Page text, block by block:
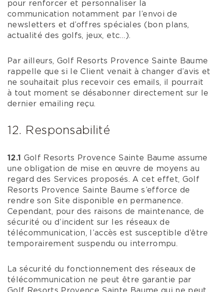
pour renforcer et personnaliser la
communication notamment par l’envoi de
newsletters et d’offres spéciales (bon plans,
actualité des golfs, jeux, etc…).
Par ailleurs, Golf Resorts Provence Sainte Baume
rappelle que si le Client venait à changer d’avis et
ne souhaitait plus recevoir ces emails, il pourrait
à tout moment se désabonner directement sur le
dernier emailing reçu.
12. Responsabilité
12.1
Golf Resorts Provence Sainte Baume assume
une obligation de mise en œuvre de moyens au
regard des Services proposés. A cet effet, Golf
Resorts Provence Sainte Baume s’efforce de
rendre son Site disponible en permanence.
Cependant, pour des raisons de maintenance, de
sécurité ou d’incident sur les réseaux de
télécommunication, l’accès est susceptible d’être
temporairement suspendu ou interrompu.
La sécurité du fonctionnement des réseaux de
télécommunication ne peut être garantie par